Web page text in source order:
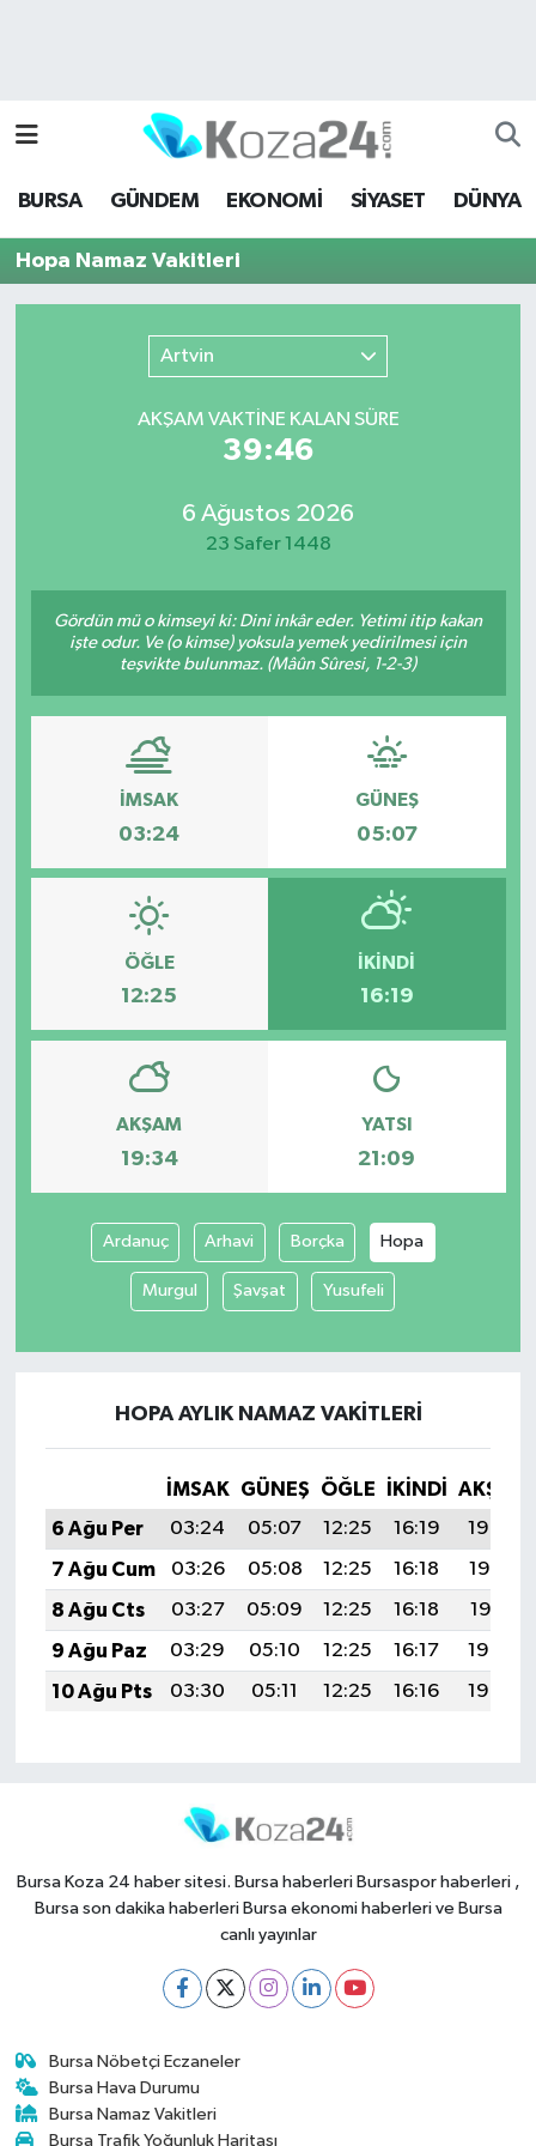
BURSA GÜNDEM EKONOMİ SİYASET DÜNYA
Hopa Namaz Vakitleri
Artvin
AKŞAM VAKTİNE KALAN SÜRE
39:46
6 Ağustos 2026
23 Safer 1448
Gördün mü o kimseyi ki: Dini inkâr eder. Yetimi itip kakan
işte odur. Ve (o kimse) yoksula yemek yedirilmesi için
teşvikte bulunmaz. (Mâûn Sûresi, 1-2-3)
İMSAK
03:24
GÜNEŞ
05:07
ÖĞLE
12:25
İKINDI
16:19
AKŞAM
19:34
YATSI
21:09
Ardanuç Arhavi Borçka Hopa
Murgul Şavşat Yusufeli
HOPA AYLIK NAMAZ VAKITLERI
İMSAK GÜNEŞ ÖĞLE İKINDI
AKŞAM
6 Ağu Per
03:24 05:07 12:25 16:19
19:34
7 Ağu Cum
03:26 05:08 12:25 16:18
19:32
8 Ağu Cts
03:27 05:09 12:25 16:18
19:31
9 Ağu Paz
03:29 05:10 12:25 16:17
19:30
10 Ağu Pts
03:30 05:11 12:25 16:16 19:29
Bursa Koza 24 haber sitesi. Bursa haberleri Bursaspor haberleri ,
Bursa son dakika haberleri Bursa ekonomi haberleri ve Bursa
canlı yayınlar
Bursa Nöbetçi Eczaneler
Bursa Hava Durumu
Bursa Namaz Vakitleri
Bursa Trafik Yoğunluk Haritası
Bursa Hava Durumu
Bursa Namaz Vakitleri
Bursa Trafik Yoğunluk Haritası
Süper Lig Puan Durumu ve Fikstür
Son Dakika Haberleri